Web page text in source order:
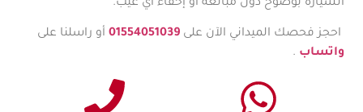
السيارة بوضوح دون مبالغة أو إخفاء أي عيب.
احجز فحصك الميداني الآن على01554051039 أو راسلنا على
واتساب .